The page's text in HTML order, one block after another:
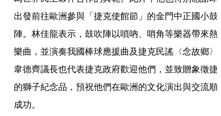
出發前往歐洲參與「捷克使館節」的金門中正國小鼓
陣。林佳龍表示，鼓吹陣以嗩吶、哨角等樂器帶來熱
樂曲，並演奏我國棒球應援曲及捷克民謠〈念故鄉〉
韋德齊議長也代表捷克政府歡迎他們，並致贈象徵捷
的獅子紀念品，預祝他們在歐洲的文化演出與交流順
成功。